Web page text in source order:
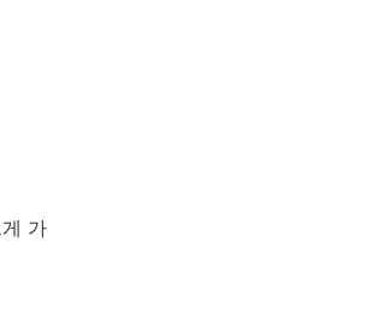
가